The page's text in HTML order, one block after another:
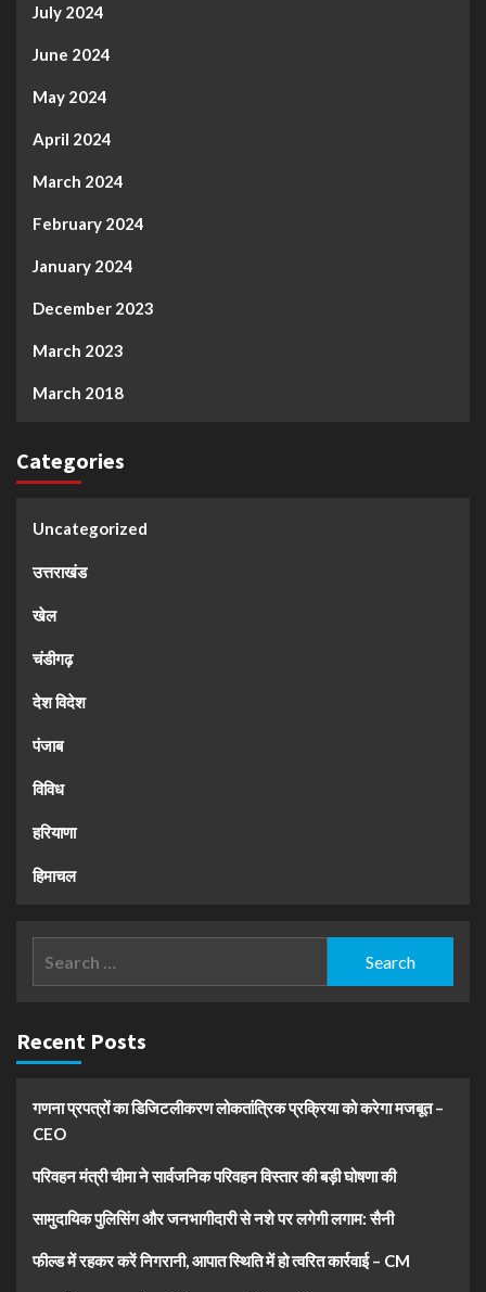
July 2024
June 2024
May 2024
April 2024
March 2024
February 2024
January 2024
December 2023
March 2023
March 2018
Categories
Uncategorized
उत्तराखंड
खेल
चंडीगढ़
देश विदेश
पंजाब
विविध
हरियाणा
हिमाचल
Recent Posts
गणना प्रपत्रों का डिजिटलीकरण लोकतांत्रिक प्रक्रिया को करेगा मजबूत –
CEO
परिवहन मंत्री चीमा ने सार्वजनिक परिवहन विस्तार की बड़ी घोषणा की
सामुदायिक पुलिसिंग और जनभागीदारी से नशे पर लगेगी लगाम: सैनी
फील्ड में रहकर करें निगरानी, आपात स्थिति में हो त्वरित कार्रवाई – CM